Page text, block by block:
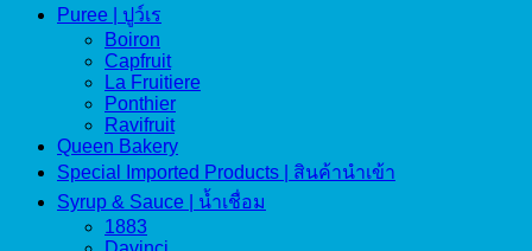
Puree | ปูว์เร
Boiron
Capfruit
La Fruitiere
Ponthier
Ravifruit
Queen Bakery
Special Imported Products | สินค้านำเข้า
Syrup & Sauce | น้ำเชื่อม
1883